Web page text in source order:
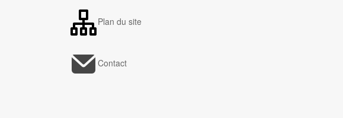
Plan du site
Contact